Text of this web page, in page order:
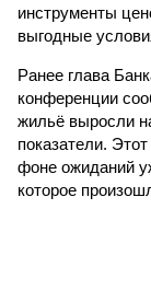
инструменты
выгодные
Ранее глава
конференции
жильё выросли
показатели.
фоне ожиданий
которое